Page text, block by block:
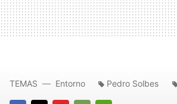
TEMAS Entorno Pedro Solbes